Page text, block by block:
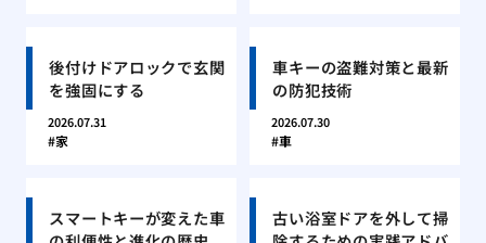
後付けドアロックで玄関
を強固にする
2026.07.31
家
車キーの盗難対策と最新
の防犯技術
2026.07.30
車
スマートキーが変えた車
古い浴室ドアを外して掃